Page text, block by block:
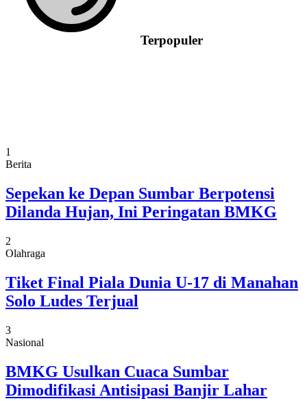
Terpopuler
1
Berita
Sepekan ke Depan Sumbar Berpotensi
Dilanda Hujan, Ini Peringatan BMKG
2
Olahraga
Tiket Final Piala Dunia U-17 di Manahan
Solo Ludes Terjual
3
Nasional
BMKG Usulkan Cuaca Sumbar
Dimodifikasi Antisipasi Banjir Lahar